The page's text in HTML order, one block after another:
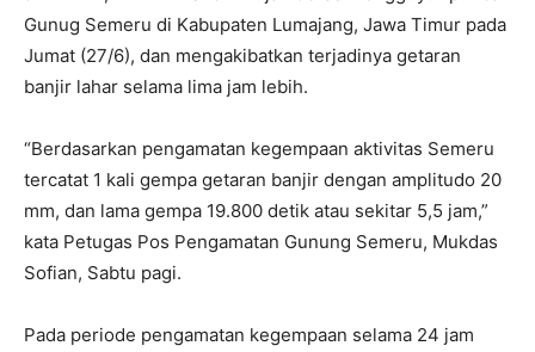
Gunug Semeru di Kabupaten Lumajang, Jawa Timur pada
Jumat (27/6), dan mengakibatkan terjadinya getaran
banjir lahar selama lima jam lebih.
“Berdasarkan pengamatan kegempaan aktivitas Semeru
tercatat 1 kali gempa getaran banjir dengan amplitudo 20
mm, dan lama gempa 19.800 detik atau sekitar 5,5 jam,”
kata Petugas Pos Pengamatan Gunung Semeru, Mukdas
Sofian, Sabtu pagi.
Pada periode pengamatan kegempaan selama 24 jam